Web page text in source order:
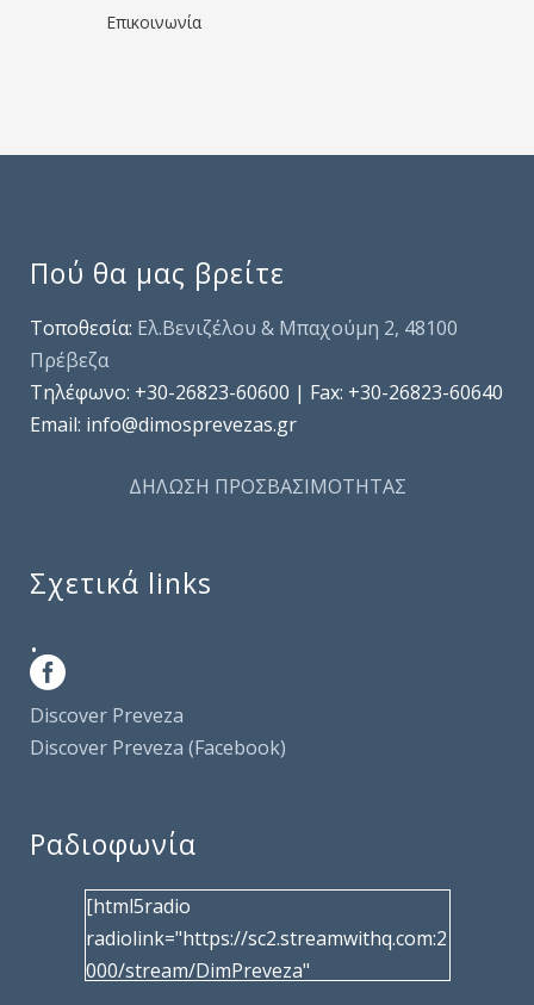
Επικοινωνία
Πού θα μας βρείτε
Τοποθεσία: Ελ.Βενιζέλου & Μπαχούμη 2, 48100
Πρέβεζα
Τηλέφωνo: +30-26823-60600 | Fax: +30-26823-60640
Email: info@dimosprevezas.gr
ΔΗΛΩΣΗ ΠΡΟΣΒΑΣΙΜΟΤΗΤΑΣ
Σχετικά links
.
Discover Preveza
Discover Preveza (Facebook)
Ραδιοφωνία
[html5radio
radiolink="https://sc2.streamwithq.com:2
000/stream/DimPreveza"